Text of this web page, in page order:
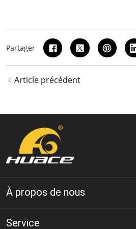
Partager
Article précédent
À propos de nous
À propos de Huace
Service